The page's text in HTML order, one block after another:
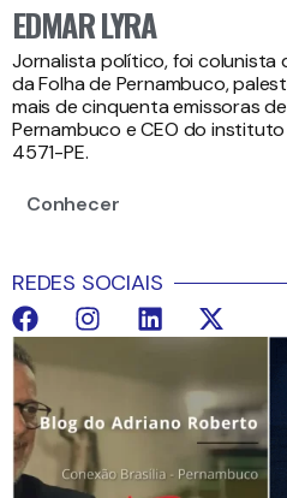
EDMAR LYRA
Jornalista político, foi colunista
da Folha de Pernambuco,
mais de cinquenta emissoras
Pernambuco e CEO do
4571-PE.
Conhecer
REDES SOCIAIS